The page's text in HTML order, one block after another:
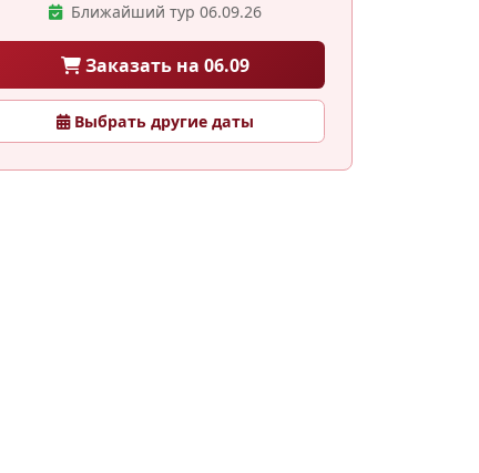
Ближайший тур 06.09.26
Заказать на 06.09
Выбрать другие даты